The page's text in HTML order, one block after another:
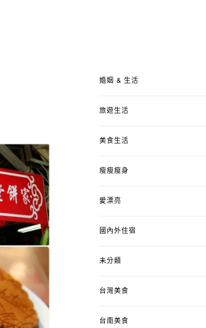
婚姻 & 生活
旅遊生活
美食生活
瘦瘦瘦身
愛漂亮
國內外住宿
未分類
台灣美食
台南美食